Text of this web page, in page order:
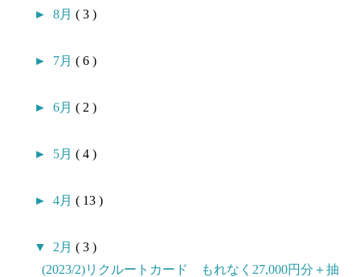
►8月( 3 )
► 7月( 6 )
►6月( 2 )
► 5月( 4 )
►4月( 13 )
▼ 2月( 3 )
(2023/2)リクルートカード もれなく27,000円分＋抽